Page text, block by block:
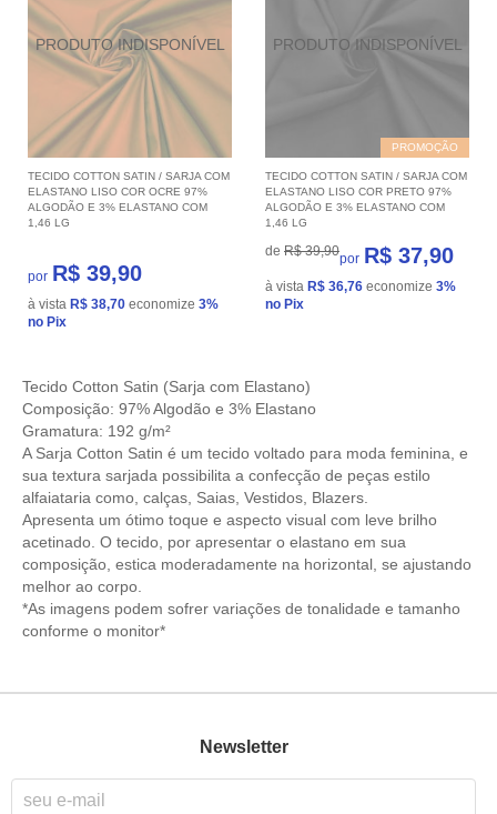
TECIDO COTTON SATIN / SARJA COM
ELASTANO LISO COR OCRE 97%
ALGODÃO E 3% ELASTANO COM
1,46 LG
por R$ 39,90
à vista R$ 38,70 economize 3%
no Pix
PROMOÇÃO
TECIDO COTTON SATIN / SARJA COM
ELASTANO LISO COR PRETO 97%
ALGODÃO E 3% ELASTANO COM
1,46 LG
de R$ 39,90por R$ 37,90
à vista R$ 36,76 economize 3%
no Pix
Tecido Cotton Satin (Sarja com Elastano)
Composição: 97% Algodão e 3% Elastano
Gramatura: 192 g/m²
A Sarja Cotton Satin é um tecido voltado para moda feminina, e
sua textura sarjada possibilita a confecção de peças estilo
alfaiataria como, calças, Saias, Vestidos, Blazers.
Apresenta um ótimo toque e aspecto visual com leve brilho
acetinado. O tecido, por apresentar o elastano em sua
composição, estica moderadamente na horizontal, se ajustando
melhor ao corpo.
*As imagens podem sofrer variações de tonalidade e tamanho
conforme o monitor*
Newsletter